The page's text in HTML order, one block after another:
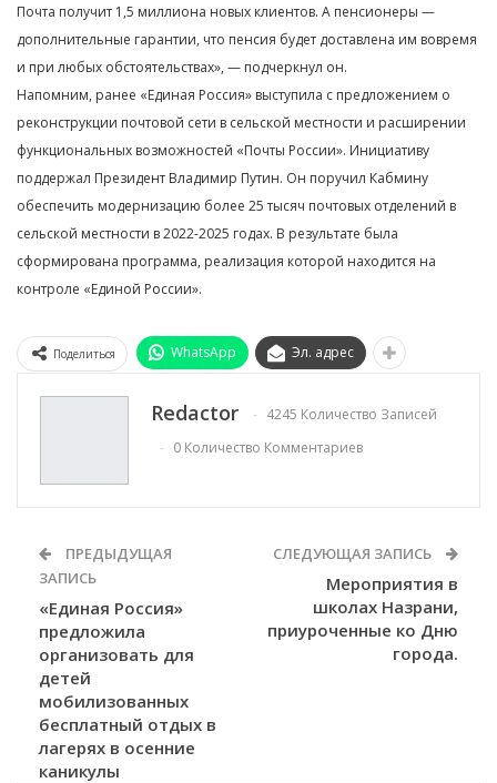
Почта получит 1,5 миллиона новых клиентов. А пенсионеры —
дополнительные гарантии, что пенсия будет доставлена им вовремя
и при любых обстоятельствах», — подчеркнул он.
Напомним, ранее «Единая Россия» выступила с предложением о
реконструкции почтовой сети в сельской местности и расширении
функциональных возможностей «Почты России». Инициативу
поддержал Президент Владимир Путин. Он поручил Кабмину
обеспечить модернизацию более 25 тысяч почтовых отделений в
сельской местности в 2022-2025 годах. В результате была
сформирована программа, реализация которой находится на
контроле «Единой России».
Поделиться WhatsApp Эл. адрес
Redactor
4245 Количество Записей
0 Количество Комментариев
ПРЕДЫДУЩАЯ
ЗАПИСЬ
«Единая Россия»
предложила
организовать для
детей
мобилизованных
бесплатный отдых в
лагерях в осенние
каникулы
СЛЕДУЮЩАЯ ЗАПИСЬ
Мероприятия в
школах Назрани,
приуроченные ко Дню
города.